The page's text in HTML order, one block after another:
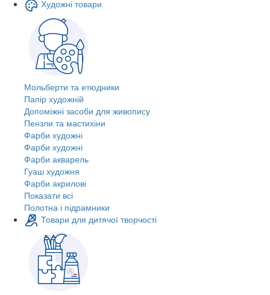
Художні товари
Мольберти та етюдники
Папір художній
Допоміжні засоби для живопису
Пензли та мастихіни
Фарби художні
Фарби художні
Фарби акварель
Гуаш художня
Фарби акрилові
Показати всі
Полотна і підрамники
Товари для дитячої творчості